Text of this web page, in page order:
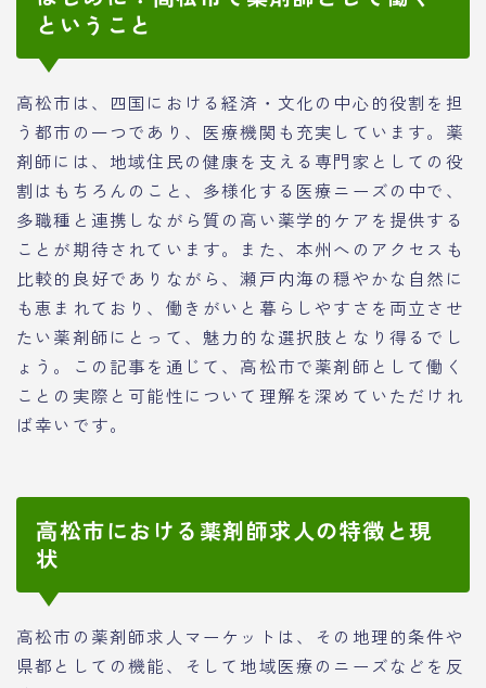
ということ
高松市は、四国における経済・文化の中心的役割を担
う都市の一つであり、医療機関も充実しています。薬
剤師には、地域住民の健康を支える専門家としての役
割はもちろんのこと、多様化する医療ニーズの中で、
多職種と連携しながら質の高い薬学的ケアを提供する
ことが期待されています。また、本州へのアクセスも
比較的良好でありながら、瀬戸内海の穏やかな自然に
も恵まれており、働きがいと暮らしやすさを両立させ
たい薬剤師にとって、魅力的な選択肢となり得るでし
ょう。この記事を通じて、高松市で薬剤師として働く
ことの実際と可能性について理解を深めていただけれ
ば幸いです。
高松市における薬剤師求人の特徴と現
状
高松市の薬剤師求人マーケットは、その地理的条件や
県都としての機能、そして地域医療のニーズなどを反